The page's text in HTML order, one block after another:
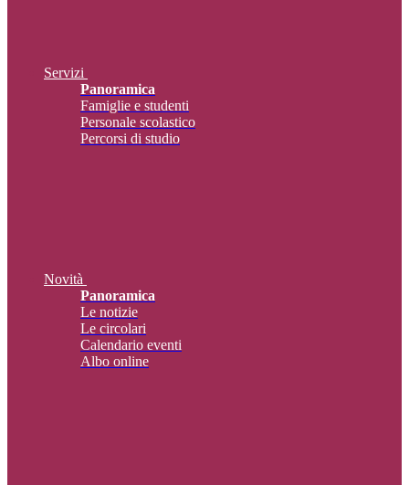
Servizi
Panoramica
Famiglie e studenti
Personale scolastico
Percorsi di studio
Novità
Panoramica
Le notizie
Le circolari
Calendario eventi
Albo online